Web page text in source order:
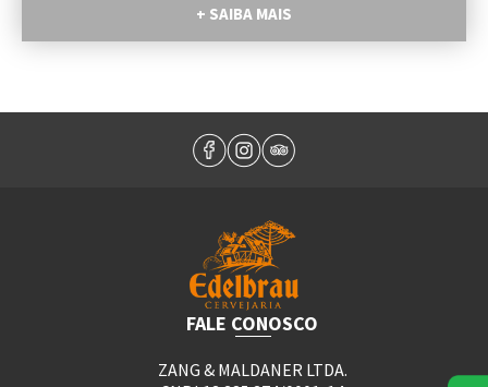
+ SAIBA MAIS
FALE CONOSCO
ZANG & MALDANER LTDA.